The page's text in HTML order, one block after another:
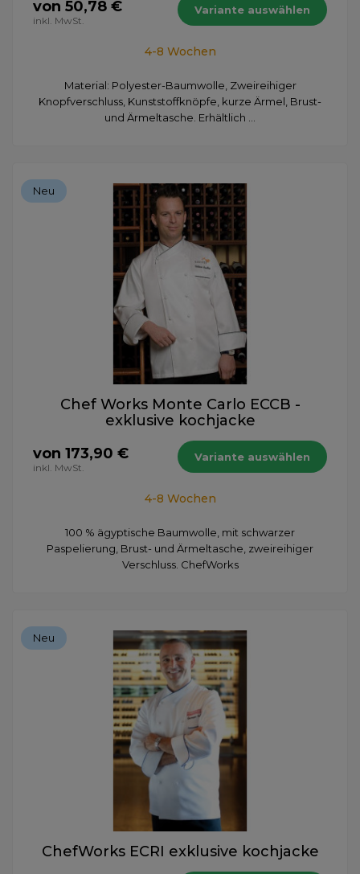
von 50,78 €
inkl. MwSt.
Variante auswählen
4-8 Wochen
Material: Polyester-Baumwolle, Zweireihiger
Knopfverschluss, Kunststoffknöpfe, kurze Ärmel, Brust-
und Ärmeltasche. Erhältlich ...
Neu
Chef Works Monte Carlo ECCB -
exklusive kochjacke
von 173,90 €
inkl. MwSt.
Variante auswählen
4-8 Wochen
100 % ägyptische Baumwolle, mit schwarzer
Paspelierung, Brust- und Ärmeltasche, zweireihiger
Verschluss. ChefWorks
Neu
ChefWorks ECRI exklusive kochjacke